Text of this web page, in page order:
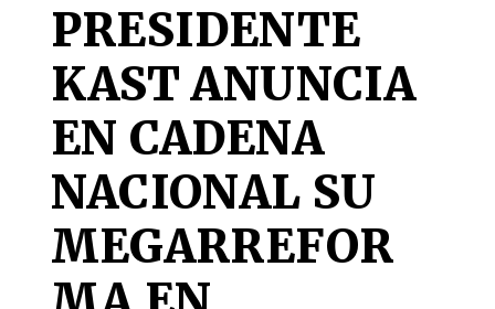
PRESIDENTE
KAST ANUNCIA
EN CADENA
NACIONAL SU
MEGARREFOR